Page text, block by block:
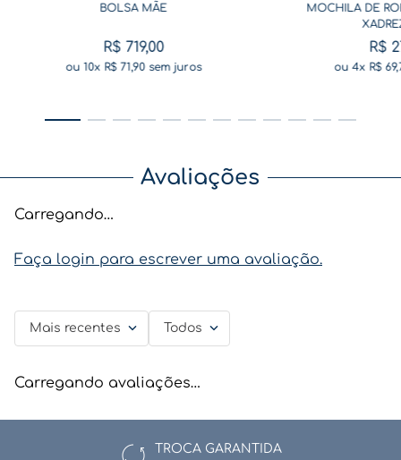
BOLSA MÃE
R$ 719,00
ou10x R$ 71,90sem juros
MOCHILA DE
R$
ou 4x R$ 69,
Avaliações
Carregando…
Faça login para escrever uma avaliação.
Mais recentes Todos
Carregando avaliações…
TROCA GARANTIDA